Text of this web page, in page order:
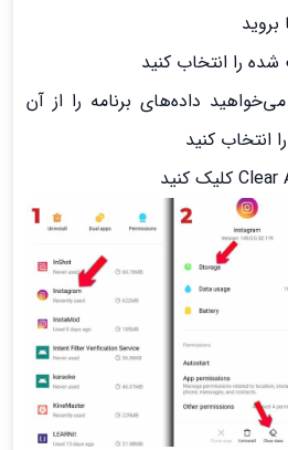
که می‌خواهید داده‌های برنامه را از آن
انتخاب کنید